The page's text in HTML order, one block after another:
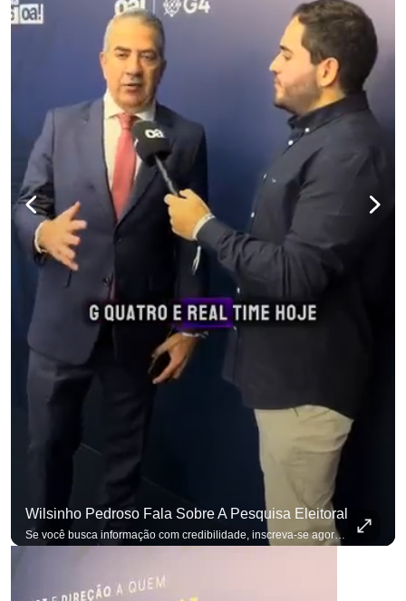
Wilsinho Pedroso Fala Sobre A Pesquisa Eleitoral
Se você busca informação com credibilidade, inscreva-se agora e ative o
para não perder